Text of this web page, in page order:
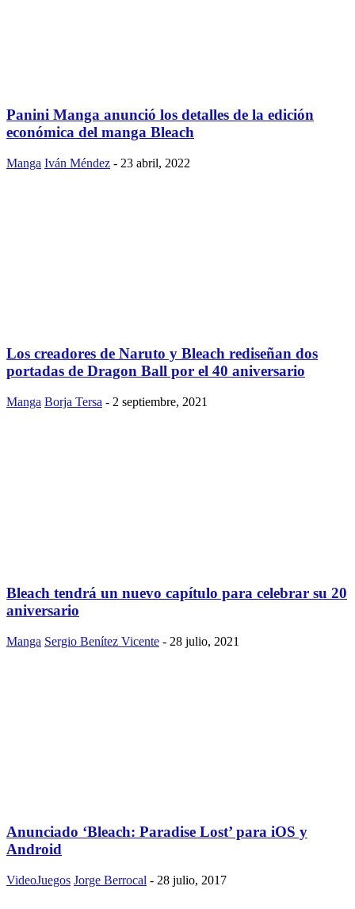
Panini Manga anunció los detalles de la edición
económica del manga Bleach
Manga Iván Méndez - 23 abril, 2022
Los creadores de Naruto y Bleach rediseñan dos
portadas de Dragon Ball por el 40 aniversario
Manga Borja Tersa - 2 septiembre, 2021
Bleach tendrá un nuevo capítulo para celebrar su 20
aniversario
Manga Sergio Benítez Vicente - 28 julio, 2021
Anunciado ‘Bleach: Paradise Lost’ para iOS y
Android
VideoJuegos Jorge Berrocal - 28 julio, 2017